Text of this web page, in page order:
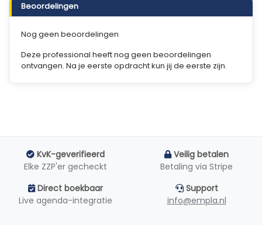
Beoordelingen
Nog geen beoordelingen
Deze professional heeft nog geen beoordelingen
ontvangen. Na je eerste opdracht kun jij de eerste zijn.
KvK-geverifieerd
Elke ZZP'er gecheckt
Veilig betalen
Betaling via Stripe
Direct boekbaar
Live agenda-integratie
Support
info@empla.nl